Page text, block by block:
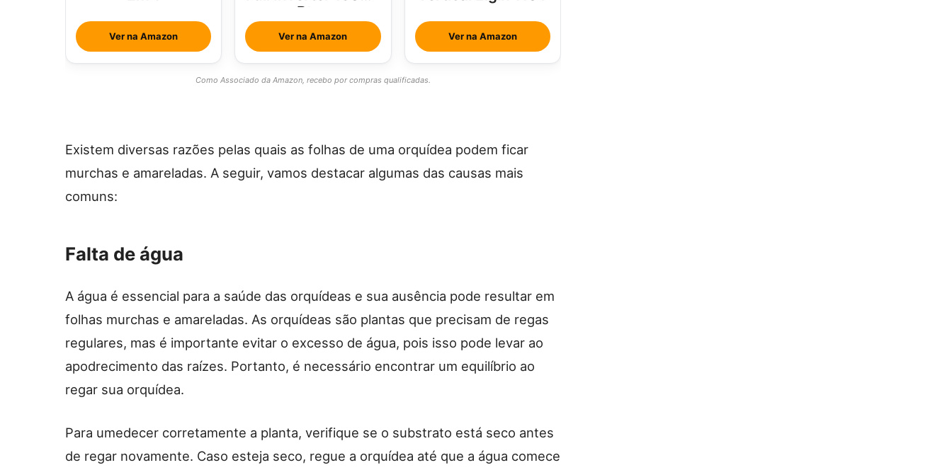
Ver na Amazon
Btus
Ver na Amazon Ver na Amazon
Como Associado da Amazon, recebo por compras qualificadas.
Existem diversas razões pelas quais as folhas de uma orquídea podem ficar
murchas e amareladas. A seguir, vamos destacar algumas das causas mais
comuns:
Falta de água
A água é essencial para a saúde das orquídeas e sua ausência pode resultar em
folhas murchas e amareladas. As orquídeas são plantas que precisam de regas
regulares, mas é importante evitar o excesso de água, pois isso pode levar ao
apodrecimento das raízes. Portanto, é necessário encontrar um equilíbrio ao
regar sua orquídea.
Para umedecer corretamente a planta, verifique se o substrato está seco antes
de regar novamente. Caso esteja seco, regue a orquídea até que a água comece